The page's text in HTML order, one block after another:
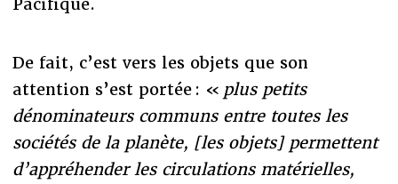
Pacifique.
De fait, c’est vers les objets que son
attention s’est portée : « plus petits
dénominateurs communs entre toutes les
sociétés de la planète, [les objets] permettent
d’appréhender les circulations matérielles,